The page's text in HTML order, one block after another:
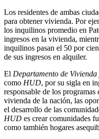
Los residentes de ambas
para obtener vivienda. Por
los inquilinos promedio en
ingresos en la vivienda,
inquilinos pasan el 50 por
de sus ingresos en alquiler.
El Departamento de
como HUD, por su sigla en
responsable de los programas
vivienda de la nación, las
el desarrollo de las
HUD es crear comunidades
como también hogares